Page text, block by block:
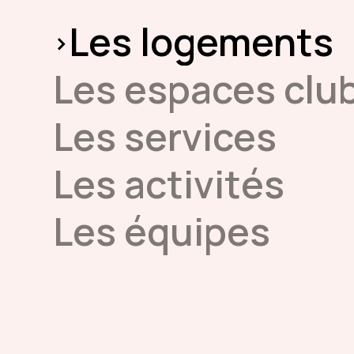
Les logements
Les espaces
Les services
Les activités
Les équipes